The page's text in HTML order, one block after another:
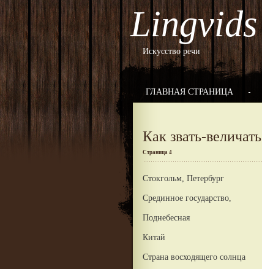
Lingvids
Искусство речи
ГЛАВНАЯ СТРАНИЦА
Как звать-
Страница 4
Стокгольм, Петербург
Срединное государство,
Поднебесная
Китай
Страна восходящего солнца